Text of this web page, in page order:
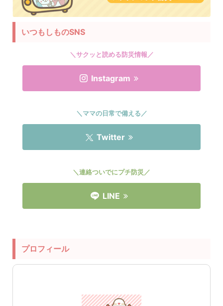
いつもしものSNS
＼サクッと読める防災情報／
Instagram
＼ママの日常で備える／
Twitter
＼連絡ついでにプチ防災／
LINE
プロフィール